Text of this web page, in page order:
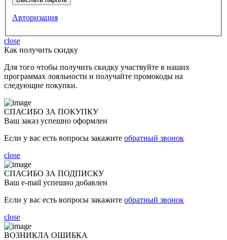
Авторизация
close
Как получить скидку
Для того чтобы получить скидку участвуйте в наших
программах лояльности и получайте промокоды на
следующие покупки.
СПАСИБО ЗА ПОКУПКУ
Ваш заказ успешно оформлен
Если у вас есть вопросы закажите обратный звонок
close
СПАСИБО ЗА ПОДПИСКУ
Ваш e-mail успешно добавлен
Если у вас есть вопросы закажите обратный звонок
close
ВОЗНИКЛА ОШИБКА